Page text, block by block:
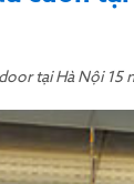
tại Hà Nội 15